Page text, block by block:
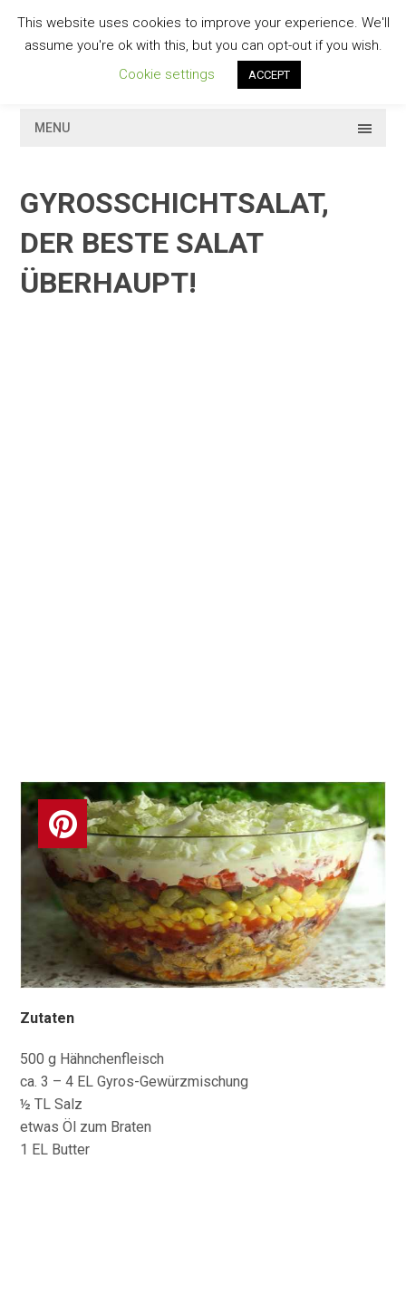
contentGESCHMACKVOLL
MENU
GYROSSCHICHTSALAT,
DER BESTE SALAT
ÜBERHAUPT!
Zutaten
500 g Hähnchenfleisch
ca. 3 – 4 EL Gyros-Gewürzmischung
½ TL Salz
etwas Öl zum Braten
1 EL Butter
This website uses cookies to improve your experience. We'll
assume you're ok with this, but you can opt-out if you wish.
Cookie settings
ACCEPT